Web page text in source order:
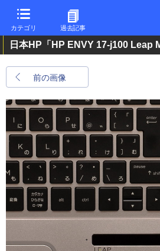
カテゴリ 過去記事
日本HP「HP ENVY 17-j100 Leap
前の画像